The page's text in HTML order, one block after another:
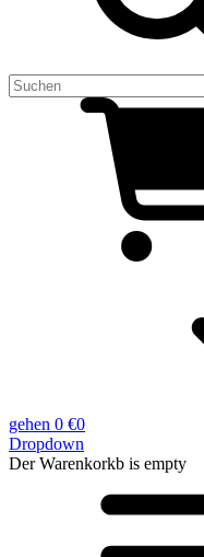
gehen 0 €0
Dropdown
Der Warenkorkb is empty